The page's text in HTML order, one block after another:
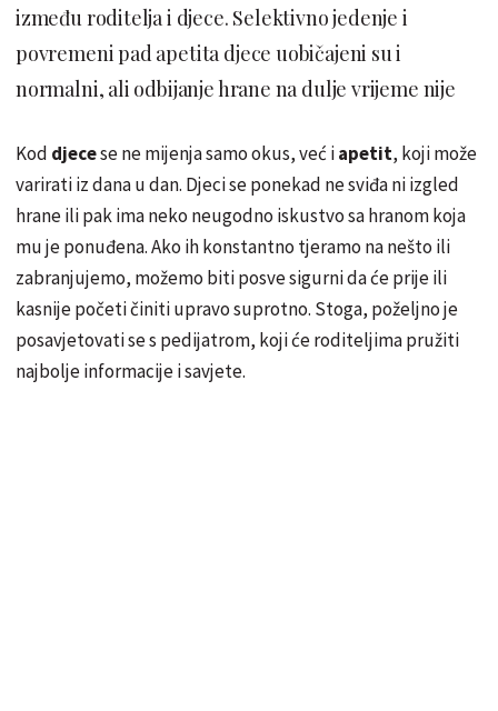
između roditelja i djece. Selektivno jedenje i
povremeni pad apetita djece uobičajeni su i
normalni, ali odbijanje hrane na dulje vrijeme nije
Kod djecese ne mijenja samo okus, već iapetit, koji može
varirati iz dana u dan. Djeci se ponekad ne sviđa ni izgled
hrane ili pak ima neko neugodno iskustvo sa hranom koja
mu je ponuđena. Ako ih konstantno tjeramo na nešto ili
zabranjujemo, možemo biti posve sigurni da će prije ili
kasnije početi činiti upravo suprotno. Stoga, poželjno je
posavjetovati se s pedijatrom, koji će roditeljima pružiti
najbolje informacije i savjete.